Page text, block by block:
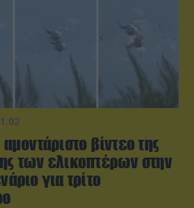
βίντεο της
των ελικοπτέρων στην
για τρίτο